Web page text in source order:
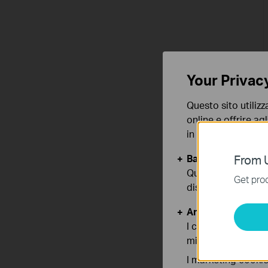
From
Get
Your
Questo sito
online e offrire
in qualunque
Basic Cookies
Questi cookies
disattivati nel tuo
Analytics e
I cookies analitici
migliorarne le
I marketing